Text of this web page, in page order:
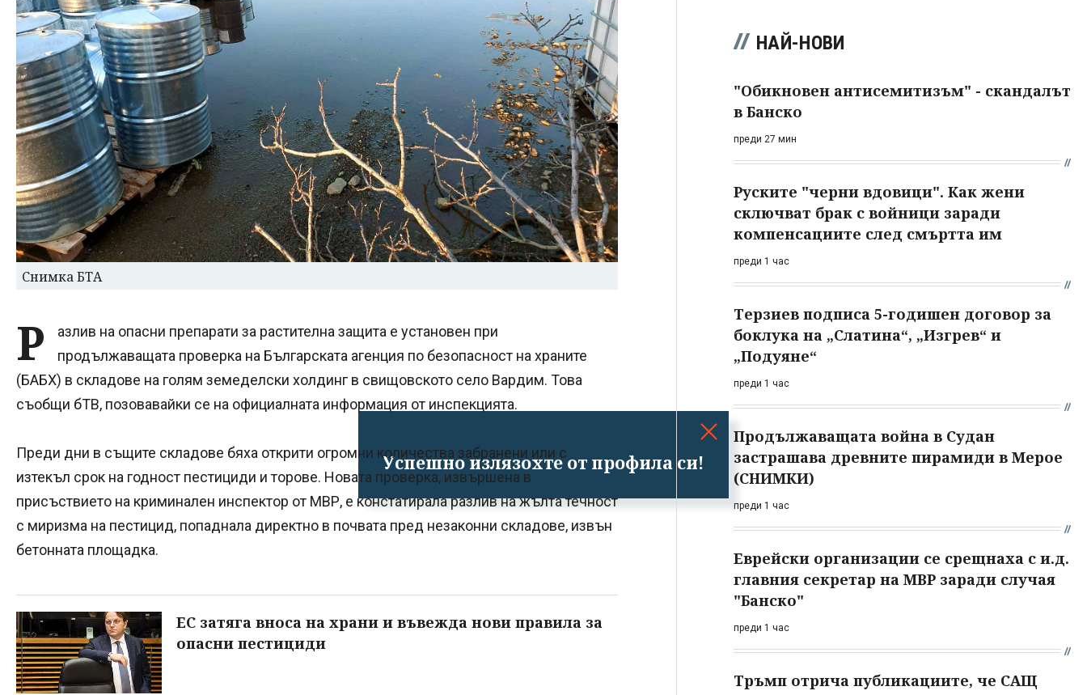
Успешно излязохте от профила си!
Снимка БТА
Р
азлив на опасни препарати за растителна защита е установен при
продължаващата проверка на Българската агенция по безопасност на храните
(БАБХ) в складове на голям земеделски холдинг в свищовското село Вардим. Това
съобщи бТВ, позовавайки се на официалната информация от инспекцията.
Преди дни в същите складове бяха открити огромни количества забранени или с
изтекъл срок на годност пестициди и торове. Новата проверка, извършена в
присъствието на криминален инспектор от МВР, е констатирала разлив на жълта течност
с миризма на пестицид, попаднала директно в почвата пред незаконни складове, извън
бетонната площадка.
ЕС затяга вноса на храни и въвежда нови правила за
опасни пестициди
НАЙ-НОВИ
"Обикновен антисемитизъм" - скандалът
в Банско
преди 27 мин
Руските "черни вдовици". Как жени
сключват брак с войници заради
компенсациите след смъртта им
преди 1 час
Терзиев подписа 5-годишен договор за
боклука на „Слатина“, „Изгрев“ и
„Подуяне“
преди 1 час
Продължаващата война в Судан
застрашава древните пирамиди в Мерое
(СНИМКИ)
преди 1 час
Еврейски организации се срещнаха с и.д.
главния секретар на МВР заради случая
"Банско"
преди 1 час
Тръмп отрича публикациите, че САЩ